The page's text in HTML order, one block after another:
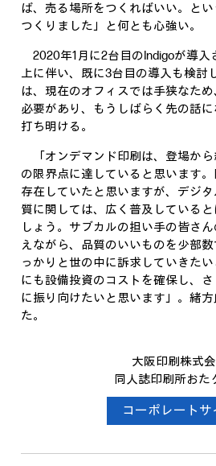
ば、売る場所をつくればいい。と
つくりました」と何とも心強い。
2020年1月に2台目のIndigoが導入
上に伴い、既に3台目の導入も検討
は、現在のオフィスでは手狭なた
必要があり、もうしばらく先の話
打ち明ける。
「オンデマンド印刷は、登場か
の限界点に達していると思います。
存在していたと思いますが、デジ
質に関しては、広く普及している
しょう。サブカルの担い手の皆さ
えながら、品質のいいものを少部
っかりと世の中に訴求していきた
にも設備投資のコストを確保し、さ
に振り向けたいと思います」。緒
た。
大阪印刷株式
同人誌印刷所おた
コーポレートサ